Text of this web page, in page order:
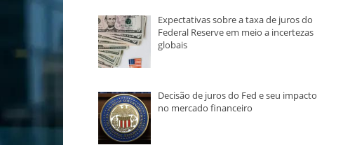
Expectativas sobre a taxa de juros do
Federal Reserve em meio a incertezas
globais
Decisão de juros do Fed e seu impacto
no mercado financeiro